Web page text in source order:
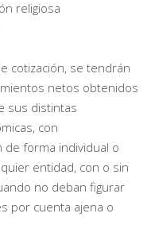
religiosa
cotización, se tendrán
netos obtenidos
sus distintas
con
de forma individual o
entidad, con o sin
no deban figurar
por cuenta ajena o